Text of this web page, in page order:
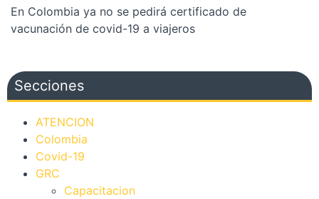
En Colombia ya no se pedirá certificado de
vacunación de covid-19 a viajeros
Secciones
ATENCION
Colombia
Covid-19
GRC
Capacitacion